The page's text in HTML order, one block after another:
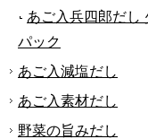
あご入兵四郎だし
パック
あご入減塩だし
あご入素材だし
野菜の旨みだし